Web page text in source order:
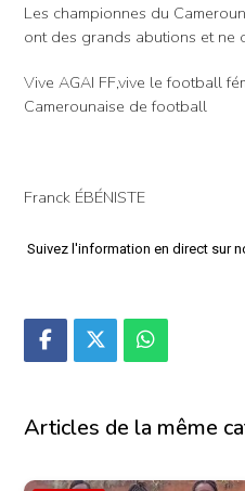
Les championnes du
ont des grands abutions et ne
Vive AGAI FF,vive le football
Camerounaise de football
Franck ÉBÉNISTE
Suivez l'information en direct sur
Articles de la même